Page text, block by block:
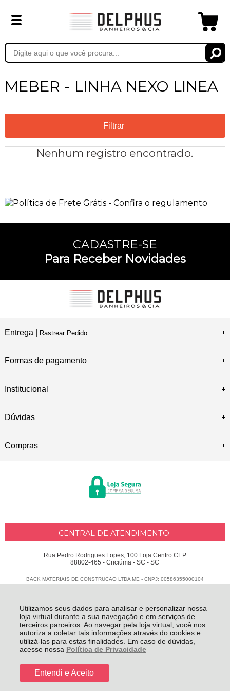
Utilizamos seus dados para analisar e personalizar nossa
loja virtual durante a sua navegação e em serviços de
terceiros parceiros. Ao navegar pela loja virtual, você nos
autoriza a coletar tais informações através do cookies e
utilizá-las para estas finalidades. Em caso de dúvidas,
acesse nossa Política de Privacidade
Entendi e Aceito
MEBER - LINHA NEXO LINEA
Filtrar
Nenhum registro encontrado.
CADASTRE-SE
Para Receber Novidades
Entrega | Rastrear Pedido
Formas de pagamento
Institucional
Dúvidas
Compras
CENTRAL DE ATENDIMENTO
Rua Pedro Rodrigues Lopes, 100 Loja Centro CEP
88802-465 - Criciúma - SC - SC
BACK MATERIAIS DE CONSTRUCAO LTDA ME - CNPJ: 00586355000104